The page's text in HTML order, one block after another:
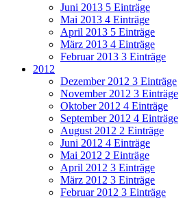
Juni 2013 5 Einträge
Mai 2013 4 Einträge
April 2013 5 Einträge
März 2013 4 Einträge
Februar 2013 3 Einträge
2012
Dezember 2012 3 Einträge
November 2012 3 Einträge
Oktober 2012 4 Einträge
September 2012 4 Einträge
August 2012 2 Einträge
Juni 2012 4 Einträge
Mai 2012 2 Einträge
April 2012 3 Einträge
März 2012 3 Einträge
Februar 2012 3 Einträge